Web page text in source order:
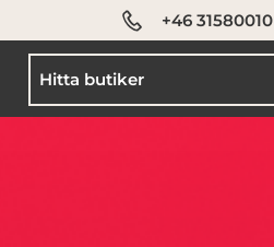
+46 31580010